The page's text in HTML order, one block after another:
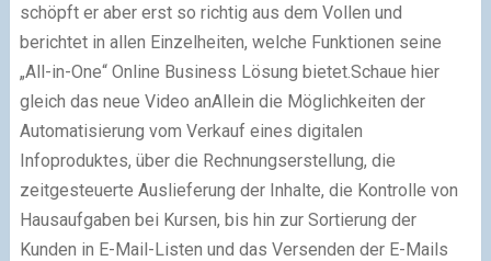
schöpft er aber erst so richtig aus dem Vollen und
berichtet in allen Einzelheiten, welche Funktionen seine
„All-in-One“ Online Business Lösung bietet.Schaue hier
gleich das neue Video anAllein die Möglichkeiten der
Automatisierung vom Verkauf eines digitalen
Infoproduktes, über die Rechnungserstellung, die
zeitgesteuerte Auslieferung der Inhalte, die Kontrolle von
Hausaufgaben bei Kursen, bis hin zur Sortierung der
Kunden in E-Mail-Listen und das Versenden der E-Mails